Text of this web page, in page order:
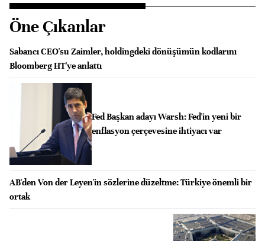
Öne Çıkanlar
Sabancı CEO'su Zaimler, holdingdeki dönüşümün kodlarını
Bloomberg HT'ye anlattı
Fed Başkan adayı Warsh: Fed'in yeni bir
enflasyon çerçevesine ihtiyacı var
AB'den Von der Leyen'in sözlerine düzeltme: Türkiye önemli bir
ortak